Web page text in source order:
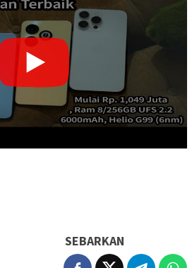
SEBARKAN